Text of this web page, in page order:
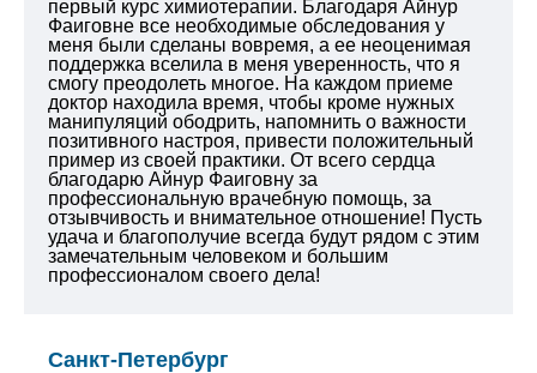
первый курс химиотерапии. Благодаря Айнур
Фаиговне все необходимые обследования у
меня были сделаны вовремя, а ее неоценимая
поддержка вселила в меня уверенность, что я
смогу преодолеть многое. На каждом приеме
доктор находила время, чтобы кроме нужных
манипуляций ободрить, напомнить о важности
позитивного настроя, привести положительный
пример из своей практики. От всего сердца
благодарю Айнур Фаиговну за
профессиональную врачебную помощь, за
отзывчивость и внимательное отношение! Пусть
удача и благополучие всегда будут рядом с этим
замечательным человеком и большим
профессионалом своего дела!
Санкт-Петербург